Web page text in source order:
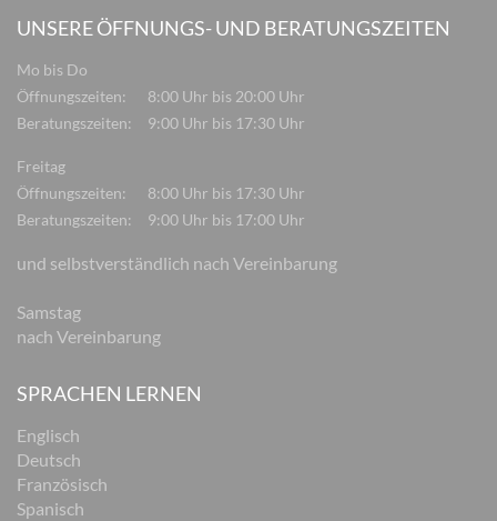
UNSERE ÖFFNUNGS- UND BERATUNGSZEITEN
Mo bis Do
Öffnungszeiten:
8:00 Uhr bis 20:00 Uhr
Beratungszeiten:
9:00 Uhr bis 17:30 Uhr
Freitag
Öffnungszeiten:
8:00 Uhr bis 17:30 Uhr
Beratungszeiten:
9:00 Uhr bis 17:00 Uhr
und selbstverständlich nach Vereinbarung
Samstag
nach Vereinbarung
SPRACHEN LERNEN
Englisch
Deutsch
Französisch
Spanisch